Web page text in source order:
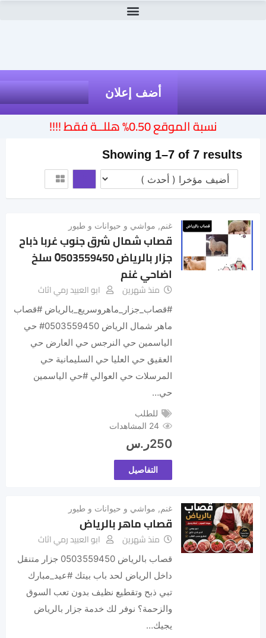
أضف إعلان
نسبة الموقع 0.50% هللــة فقط !!!!
Showing 1–7 of 7 results
غنم, مواشي و حيوانات و طيور
قصاب شمال شرق جنوب غربا ذباح
جزار بالرياض 0َ503559450 سلخ
اضاحي غنم
منذ شهرين ابو العبيد رمي اثاث
‏‎#قصاب_جزار_ماهروسريع_بالرياض ‎#قصاب
ماهر شمال الرياض ‎#0503559450 حي
الياسمين حي النرجس حي العارض حي
العقيق حي العليا حي السليمانية حي
المرسلات حي العوالي ‎#حي الياسمين
حي…
للطلب
24 المشاهدات
250ر.س
التفاصيل
غنم, مواشي و حيوانات و طيور
قصاب ماهر بالرياض
منذ شهرين ابو العبيد رمي اثاث
قصاب بالرياض 0503559450 جزار متنقل
داخل الرياض لحد باب بيتك #عيد_مبارك
تبي ذبح وتقطيع نظيف بدون تعب السوق
والزحمة؟ نوفر لك خدمة جزار بالرياض
يجيك…